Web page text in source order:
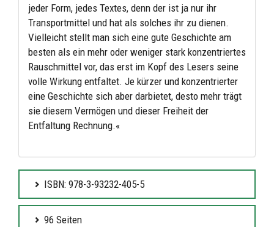
jeder Form, jedes Textes, denn der ist ja nur ihr
Transportmittel und hat als solches ihr zu dienen.
Vielleicht stellt man sich eine gute Geschichte am
besten als ein mehr oder weniger stark konzentriertes
Rauschmittel vor, das erst im Kopf des Lesers seine
volle Wirkung entfaltet. Je kürzer und konzentrierter
eine Geschichte sich aber darbietet, desto mehr trägt
sie diesem Vermögen und dieser Freiheit der
Entfaltung Rechnung.«
ISBN: 978-3-93232-405-5
96 Seiten